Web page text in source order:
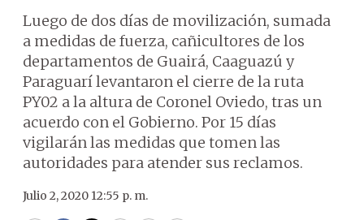
Luego de dos días de movilización, sumada
a medidas de fuerza, cañicultores de los
departamentos de Guairá, Caaguazú y
Paraguarí levantaron el cierre de la ruta
PY02 a la altura de Coronel Oviedo, tras un
acuerdo con el Gobierno. Por 15 días
vigilarán las medidas que tomen las
autoridades para atender sus reclamos.
Julio 2, 2020 12:55 p. m.